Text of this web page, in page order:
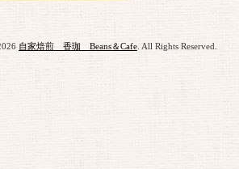
自家焙煎 香珈 Beans＆Cafe . All Rights Reserved.